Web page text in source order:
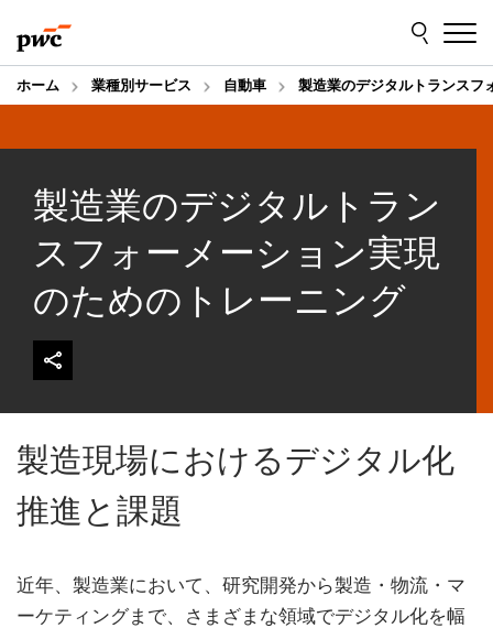
to
content
to
footer
ホーム 業種別サービス 自動車 製造業のデジタルトランスフ
製造業のデジタルトラン
スフォーメーション実現
のためのトレーニング
製造現場におけるデジタル化
推進と課題
近年、製造業において、研究開発から製造・物流・マ
ーケティングまで、さまざまな領域でデジタル化を幅